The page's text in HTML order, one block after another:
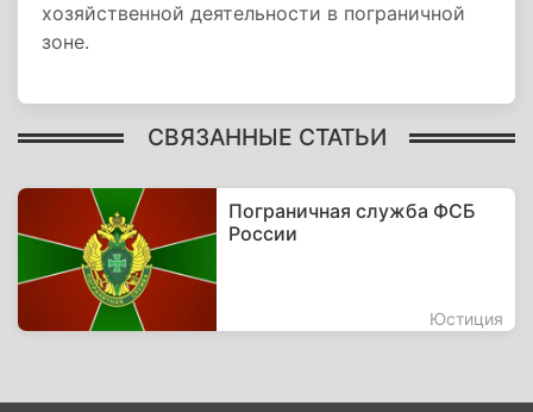
хозяйственной деятельности в пограничной
зоне.
СВЯЗАННЫЕ СТАТЬИ
Пограничная служба ФСБ
России
Юстиция